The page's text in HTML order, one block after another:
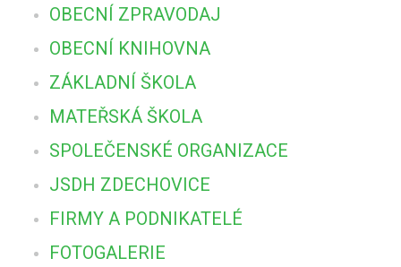
OBECNÍ ZPRAVODAJ
OBECNÍ KNIHOVNA
ZÁKLADNÍ ŠKOLA
MATEŘSKÁ ŠKOLA
SPOLEČENSKÉ ORGANIZACE
JSDH ZDECHOVICE
FIRMY A PODNIKATELÉ
FOTOGALERIE